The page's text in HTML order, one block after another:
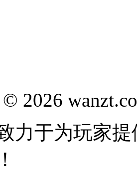
2026
力于为玩家